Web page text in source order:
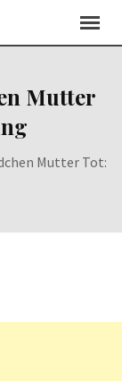
Mutter
Mutter Tot: